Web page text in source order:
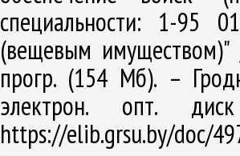
специальности: 1-95
(вещевым имуществом)"
прогр. (154 Мб). –
электрон. опт.
https://elib.grsu.by/doc/